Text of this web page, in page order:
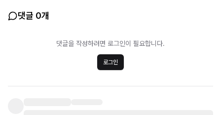
댓글 0개
댓글을 작성하려면 로그인이 필요합니다.
로그인